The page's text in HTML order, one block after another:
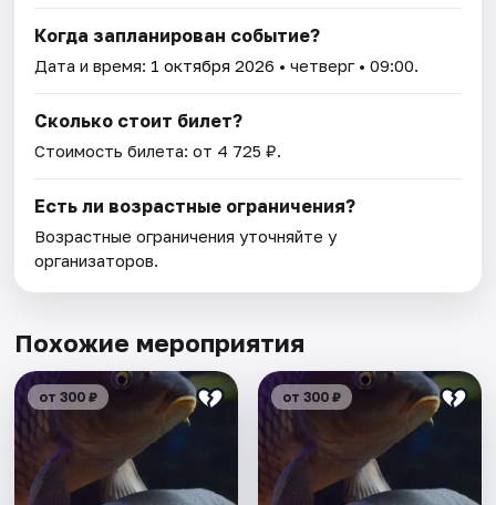
Когда запланирован событие?
Дата и время: 1 октября 2026 • четверг • 09:00.
Сколько стоит билет?
Стоимость билета: от 4 725 ₽.
Есть ли возрастные ограничения?
Возрастные ограничения уточняйте у
организаторов.
Похожие мероприятия
от 300 ₽ от 300 ₽